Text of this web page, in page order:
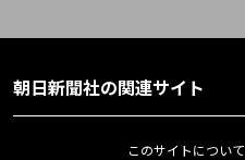
朝日新聞社の関連サイト
このサイトについて